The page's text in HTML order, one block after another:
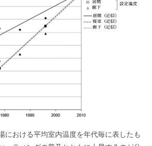
における平均室内温度を年代毎に表したも